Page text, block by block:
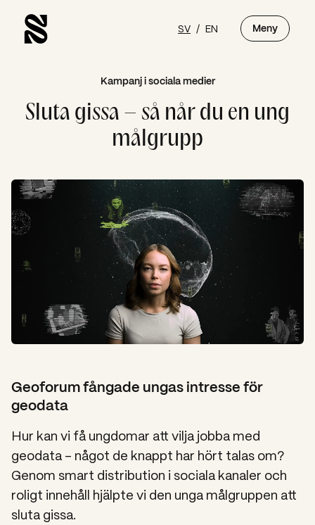
SV / EN Meny
Kampanj i sociala medier
Sluta gissa – så når du en ung
målgrupp
Geoforum fångade ungas intresse för
geodata
Hur kan vi få ungdomar att vilja jobba med
geodata – något de knappt har hört talas om?
Genom smart distribution i sociala kanaler och
roligt innehåll hjälpte vi den unga målgruppen att
sluta gissa.